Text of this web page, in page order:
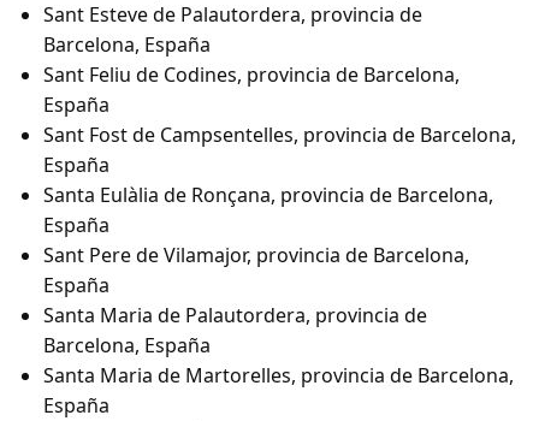
Sant Esteve de Palautordera, provincia de
Barcelona, España
Sant Feliu de Codines, provincia de Barcelona,
España
Sant Fost de Campsentelles, provincia de Barcelona,
España
Santa Eulàlia de Ronçana, provincia de Barcelona,
España
Sant Pere de Vilamajor, provincia de Barcelona,
España
Santa Maria de Palautordera, provincia de
Barcelona, España
Santa Maria de Martorelles, provincia de Barcelona,
España